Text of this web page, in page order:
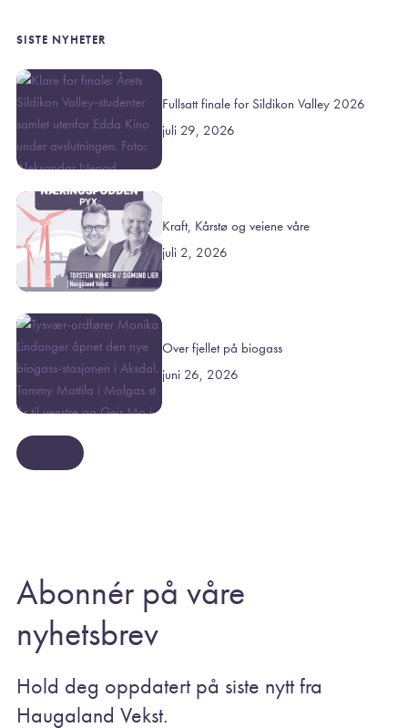
SISTE NYHETER
Fullsatt finale for Sildikon Valley 2026
juli 29, 2026
Kraft, Kårstø og veiene våre
juli 2, 2026
Over fjellet på biogass
juni 26, 2026
Abonnér på våre
nyhetsbrev
Hold deg oppdatert på siste nytt fra
Haugaland Vekst.